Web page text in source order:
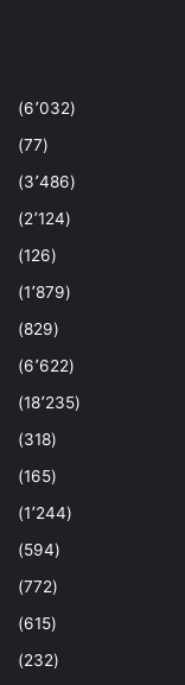
(6٬032)
(77)
(3٬486)
(2٬124)
(126)
(1٬879)
(829)
(6٬622)
(18٬235)
(318)
(165)
(1٬244)
(594)
(772)
(615)
(232)